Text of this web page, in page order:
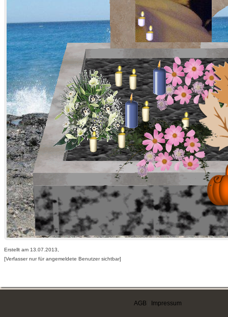
Erstellt am 13.07.2013,
[Verfasser nur für angemeldete Benutzer sichtbar]
AGB Impressum